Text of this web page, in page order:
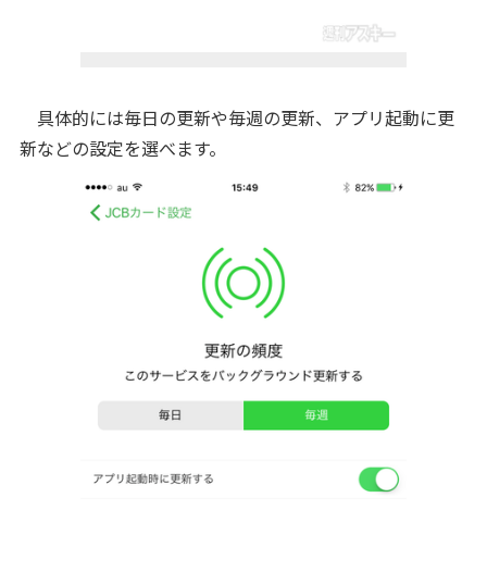
具体的には毎日の更新や毎週の更新、アプリ起動に更
新などの設定を選べます。